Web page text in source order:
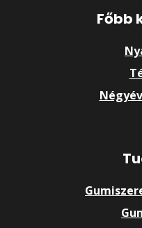
Főbb